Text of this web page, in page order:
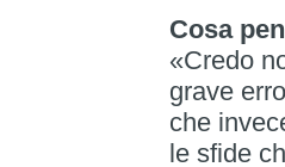
Cosa
«Credo
grave
che
le sfide